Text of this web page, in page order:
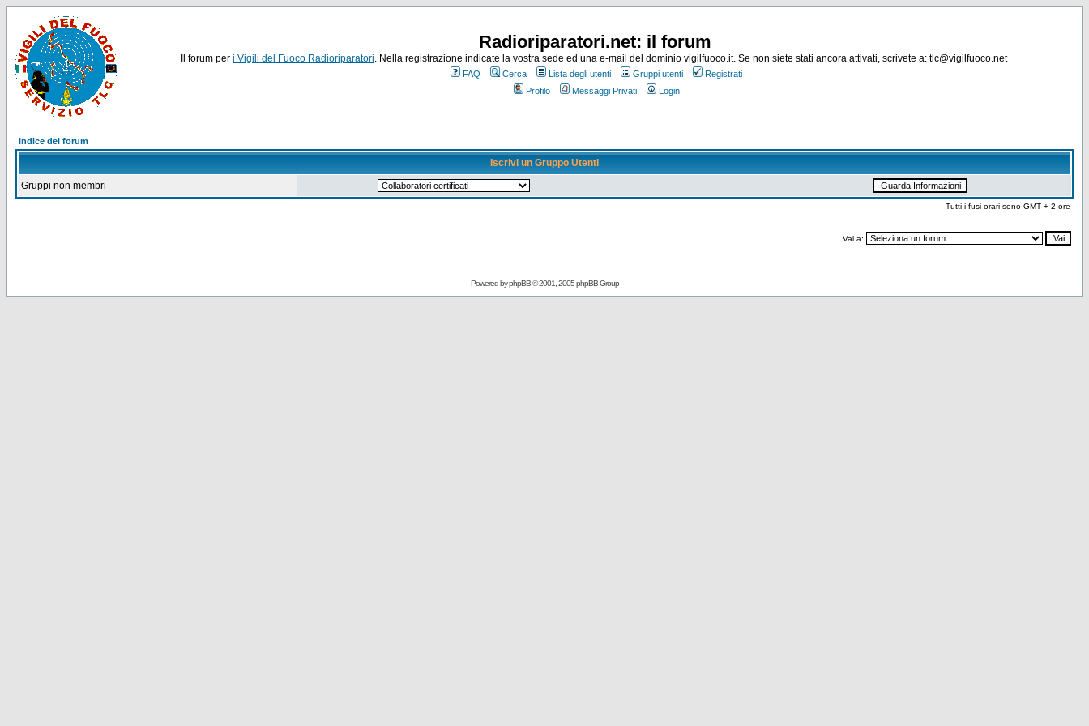
Radioriparatori.net: il forum
Il forum per i Vigili del Fuoco Radioriparatori. Nella registrazione indicate la vostra sede ed una e-mail del dominio vigilfuoco.it. Se non siete stati ancora attivati, scrivete a: tlc@vigilfuoco.net
FAQ Cerca Lista degli utenti Gruppi utenti
Registrati
Profilo
Messaggi Privati Login
Indice del forum
Iscrivi un Gruppo Utenti
Gruppi non membri
Tutti i fusi orari sono GMT + 2 ore
Vai a:
Powered byphpBB© 2001, 2005 phpBB Group